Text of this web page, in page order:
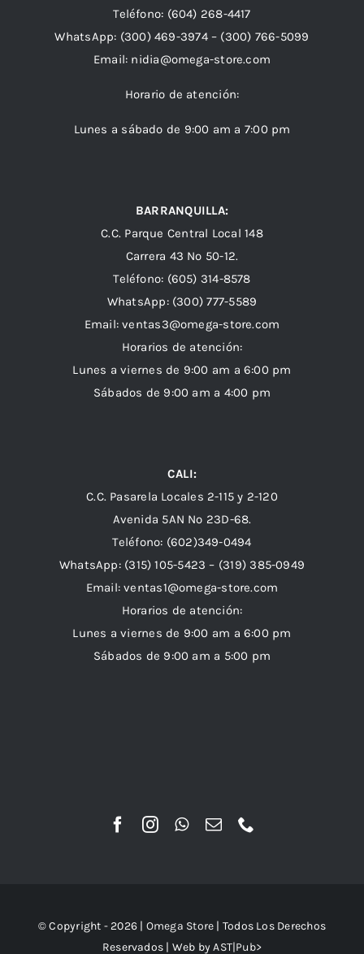
Teléfono: (604) 268-4417
WhatsApp: (300) 469-3974 – (300) 766-5099
Email: nidia@omega-store.com
Horario de atención:
Lunes a sábado de 9:00 am a 7:00 pm
BARRANQUILLA:
C.C. Parque Central Local 148
Carrera 43 Nº 50-12.
Teléfono: (605) 314-8578
WhatsApp: (300) 777-5589
Email: ventas3@omega-store.com
Horarios de atención:
Lunes a viernes de 9:00 am a 6:00 pm
Sábados de 9:00 am a 4:00 pm
CALI:
C.C. Pasarela Locales 2-115 y 2-120
Avenida 5AN Nº 23D-68.
Teléfono: (602)349-0494
WhatsApp: (315) 105-5423 – (319) 385-0949
Email:ventas1@omega-store.com
Horarios de atención:
Lunes a viernes de 9:00 am a 6:00 pm
Sábados de 9:00 am a 5:00 pm
© Copyright - 2026 | Omega Store | Todos Los Derechos
Reservados | Web byAST|Pub>